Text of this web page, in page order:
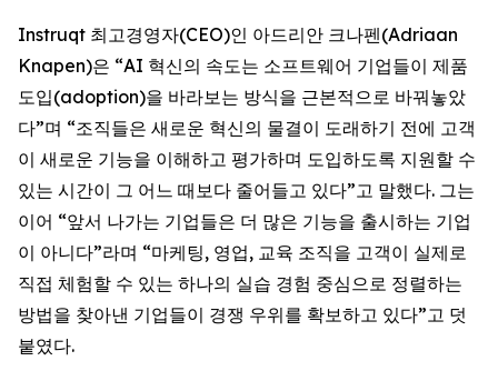
Instruqt 최고경영자(CEO)인 아드리안 크나펜(Adriaan
Knapen)은 “AI 혁신의 속도는 소프트웨어 기업들이 제품
도입(adoption)을 바라보는 방식을 근본적으로 바꿔놓았
다”며 “조직들은 새로운 혁신의 물결이 도래하기 전에 고객
이 새로운 기능을 이해하고 평가하며 도입하도록 지원할 수
있는 시간이 그 어느 때보다 줄어들고 있다”고 말했다. 그는
이어 “앞서 나가는 기업들은 더 많은 기능을 출시하는 기업
이 아니다”라며 “마케팅, 영업, 교육 조직을 고객이 실제로
직접 체험할 수 있는 하나의 실습 경험 중심으로 정렬하는
방법을 찾아낸 기업들이 경쟁 우위를 확보하고 있다”고 덧
붙였다.